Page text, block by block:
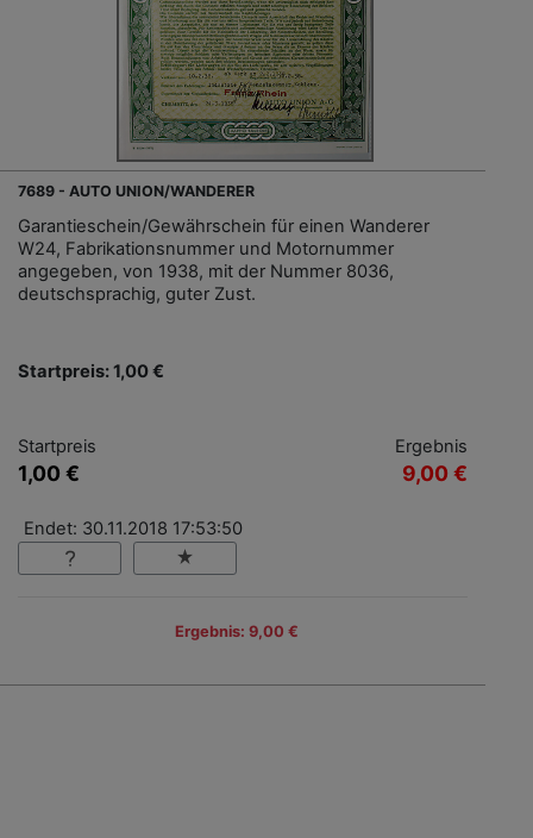
7689 - AUTO UNION/WANDERER
Garantieschein/Gewährschein für einen Wanderer
W24, Fabrikationsnummer und Motornummer
angegeben, von 1938, mit der Nummer 8036,
deutschsprachig, guter Zust.
Startpreis: 1,00 €
Startpreis
1,00 €
Ergebnis
9,00 €
Endet: 30.11.2018 17:53:50
Ergebnis: 9,00 €